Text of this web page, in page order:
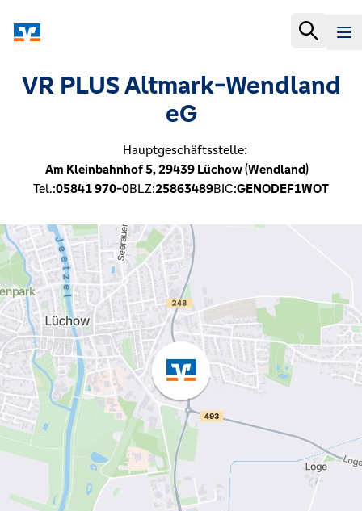
VR PLUS Altmark-Wendland
eG
Hauptgeschäftsstelle:
Am Kleinbahnhof 5,29439 Lüchow (Wendland)
Tel.:05841 970-0BLZ:25863489BIC:GENODEF1WOT